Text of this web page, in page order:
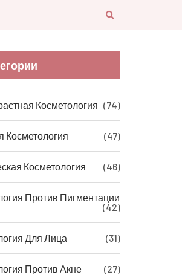
Косметология (74)
Косметология (47)
Косметология (46)
Против Пигментации
(42)
Для Лица (31)
Против Акне (27)